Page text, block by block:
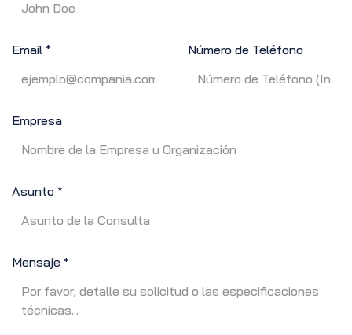
Email * Número de Teléfono
Empresa
Asunto *
Mensaje *